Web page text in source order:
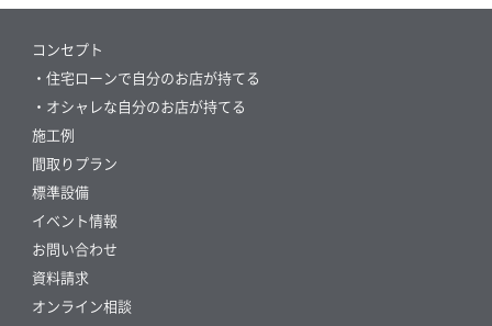
コンセプト
・住宅ローンで自分のお店が持てる
・オシャレな自分のお店が持てる
施工例
間取りプラン
標準設備
イベント情報
お問い合わせ
資料請求
オンライン相談